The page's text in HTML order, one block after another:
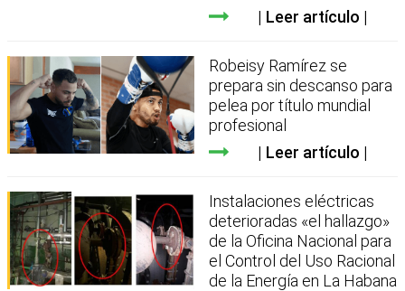
Leer artículo
Robeisy Ramírez se
prepara sin descanso para
pelea por título mundial
profesional
Leer artículo
Instalaciones eléctricas
deterioradas «el hallazgo»
de la Oficina Nacional para
el Control del Uso Racional
de la Energía en La Habana